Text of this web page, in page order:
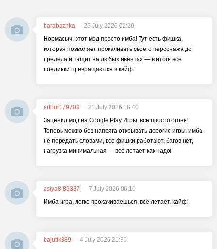
barabazhka
25 July 2026 02:20
Нормасыч, этот мод просто имба! Тут есть фишка,
которая позволяет прокачивать своего персонажа до
предела и тащит на любых ивентах — в итоге все
поединки превращаются в кайф.
arthur179703
21 July 2026 18:40
Заценил мод на Google Play Игры, всё просто огонь!
Теперь можно без напряга открывать дорогие игры, имба
не передать словами, все фишки работают, багов нет,
нагрузка минимальная — всё летает как надо!
asiya8-89337
7 July 2026 06:10
Имба игра, легко прокачиваешься, всё летает, кайф!
bajutik389
4 July 2026 21:30